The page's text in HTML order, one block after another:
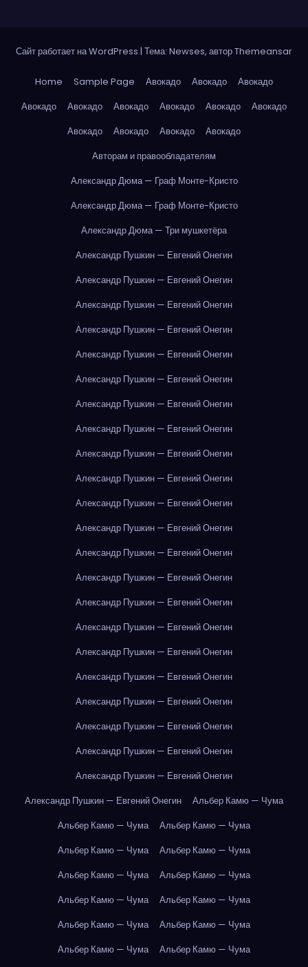
Сайт работает на WordPress | Тема: Newses, авторThemeansar
Home Sample Page Авокадо Авокадо
Авокадо
Авокадо
Авокадо Авокадо Авокадо Авокадо
Авокадо
Авокадо
Авокадо Авокадо
Авокадо
Авторам и правообладателям
Александр Дюма — Граф Монте-Кристо
Александр Дюма — Граф Монте-Кристо
Александр Дюма — Три мушкетёра
Александр Пушкин — Евгений Онегин
Александр Пушкин — Евгений Онегин
Александр Пушкин — Евгений Онегин
Александр Пушкин — Евгений Онегин
Александр Пушкин — Евгений Онегин
Александр Пушкин — Евгений Онегин
Александр Пушкин — Евгений Онегин
Александр Пушкин — Евгений Онегин
Александр Пушкин — Евгений Онегин
Александр Пушкин — Евгений Онегин
Александр Пушкин — Евгений Онегин
Александр Пушкин — Евгений Онегин
Александр Пушкин — Евгений Онегин
Александр Пушкин — Евгений Онегин
Александр Пушкин — Евгений Онегин
Александр Пушкин — Евгений Онегин
Александр Пушкин — Евгений Онегин
Александр Пушкин — Евгений Онегин
Александр Пушкин — Евгений Онегин
Александр Пушкин — Евгений Онегин
Александр Пушкин — Евгений Онегин
Александр Пушкин — Евгений Онегин
Александр Пушкин — Евгений Онегин
Альбер Камю — Чума
Альбер Камю — Чума
Альбер Камю — Чума
Альбер Камю — Чума
Альбер Камю — Чума
Альбер Камю — Чума
Альбер Камю — Чума
Альбер Камю — Чума
Альбер Камю — Чума
Альбер Камю — Чума
Альбер Камю — Чума
Альбер Камю — Чума
Альбер Камю — Чума